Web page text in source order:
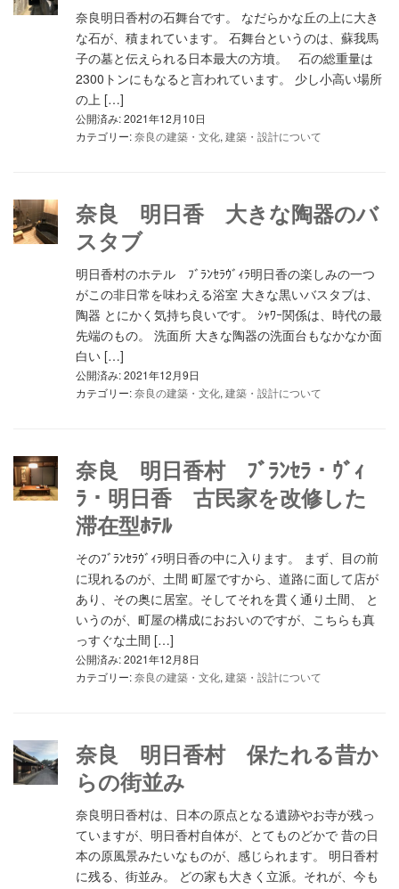
奈良明日香村の石舞台です。 なだらかな丘の上に大き
な石が、積まれています。 石舞台というのは、蘇我馬
子の墓と伝えられる日本最大の方墳。 石の総重量は
2300トンにもなると言われています。 少し小高い場所
の上 […]
公開済み: 2021年12月10日
カテゴリー:奈良の建築・文化, 建築・設計について
奈良 明日香 大きな陶器のバ
スタブ
明日香村のホテル ﾌﾞﾗﾝｾﾗｳﾞｨﾗ明日香の楽しみの一つ
がこの非日常を味わえる浴室 大きな黒いバスタブは、
陶器 とにかく気持ち良いです。 ｼｬﾜｰ関係は、時代の最
先端のもの。 洗面所 大きな陶器の洗面台もなかなか面
白い […]
公開済み: 2021年12月9日
カテゴリー:奈良の建築・文化, 建築・設計について
奈良 明日香村 ﾌﾞﾗﾝｾﾗ・ｳﾞｨ
ﾗ・明日香 古民家を改修した
滞在型ﾎﾃﾙ
そのﾌﾞﾗﾝｾﾗｳﾞｨﾗ明日香の中に入ります。 まず、目の前
に現れるのが、土間 町屋ですから、道路に面して店が
あり、その奥に居室。そしてそれを貫く通り土間、 と
いうのが、町屋の構成におおいのですが、こちらも真
っすぐな土間 […]
公開済み: 2021年12月8日
カテゴリー:奈良の建築・文化, 建築・設計について
奈良 明日香村 保たれる昔か
らの街並み
奈良明日香村は、日本の原点となる遺跡やお寺が残っ
ていますが、明日香村自体が、とてものどかで 昔の日
本の原風景みたいなものが、感じられます。 明日香村
に残る、街並み。 どの家も大きく立派。それが、今も